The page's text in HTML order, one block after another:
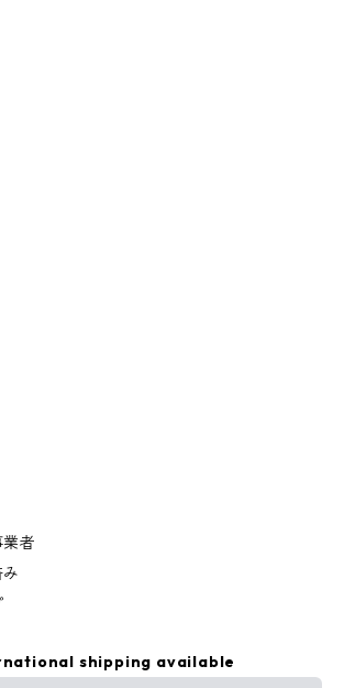
者
shipping available